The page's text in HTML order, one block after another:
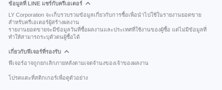
ข้อมูลที่ LINE แชร์กับครีเอเตอร์
LY Corporation จะเก็บรวบรวมข้อมูลเกี่ยวกับการซื้อเพื่อนำไปใช้ในรายงานยอดขาย
สำหรับครีเอเตอร์ผู้สร้างผลงาน
รายงานยอดขายจะมีข้อมูลวันที่ซื้อผลงานและประเทศที่ใช้งานของผู้ซื้อ แต่ไม่มีข้อมูลที่
ทำให้สามารถระบุตัวตนผู้ซื้อได้
เกี่ยวกับฟีเจอร์ที่รองรับ
ฟีเจอร์อาจถูกยกเลิกภายหลังตามเจตจำนงของเจ้าของผลงาน
โปรดแตะที่สติกเกอร์เพื่อดูตัวอย่าง